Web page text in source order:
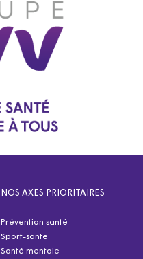
NOS AXES PRIORITAIRES
Prévention santé
Sport-santé
Santé mentale